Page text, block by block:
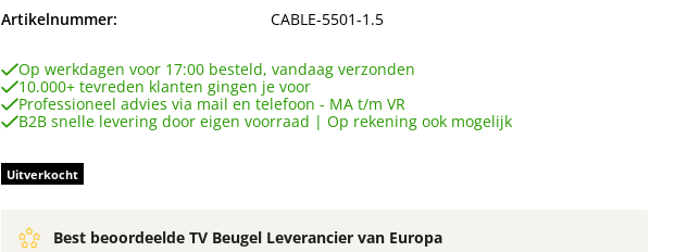
Artikelnummer: CABLE-5501-1.5
Op werkdagen voor 17:00 besteld, vandaag verzonden
10.000+ tevreden klanten gingen je voor
Professioneel advies via mail en telefoon - MA t/m VR
B2B snelle levering door eigen voorraad | Op rekening ook mogelijk
Uitverkocht
Best beoordeelde TV Beugel Leverancier van Europa